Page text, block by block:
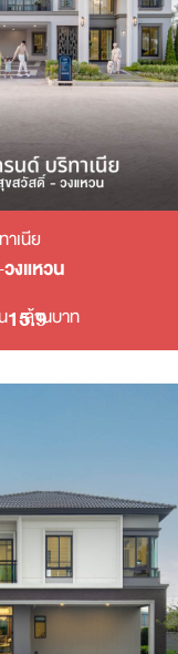
เนีย
งแหวน
15.9
ล้านบาท